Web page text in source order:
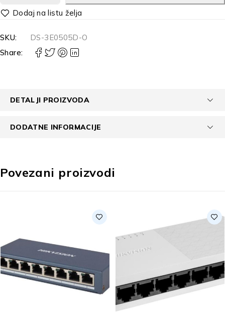
Alternative:
SKU:
DS-3E0505D-O
Share:
DETALJI PROIZVODA
DODATNE INFORMACIJE
Povezani proizvodi